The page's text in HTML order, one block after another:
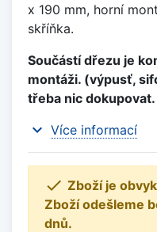
x 190 mm, horní
skříňka.
Součástí dřezu je
montáži. (výpusť,
třeba nic dokupovat.
expand_more Více informací
 Zboží je
Zboží odešleme
dnů.